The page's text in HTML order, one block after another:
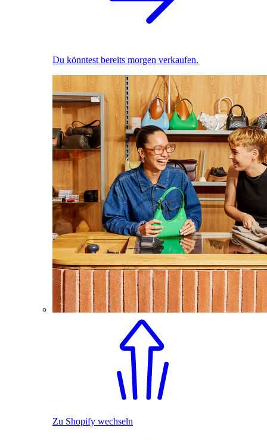
Du könntest bereits morgen verkaufen.
Zu Shopify wechseln